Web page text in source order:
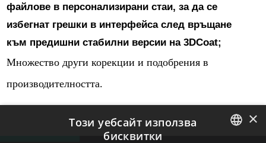
файлове в персонализирани стаи, за да се
избегнат грешки в интерфейса след връщане
към предишни стабилни версии на 3DCoat;
Множество други корекции и подобрения в
производителността.
×
Този уебсайт използва
бисквитки